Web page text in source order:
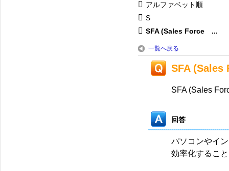
アルファベット順
S
SFA (Sales Force ...
一覧へ戻る
SFA
SFA (Sales
回答
パソコンやイ
効率化するこ